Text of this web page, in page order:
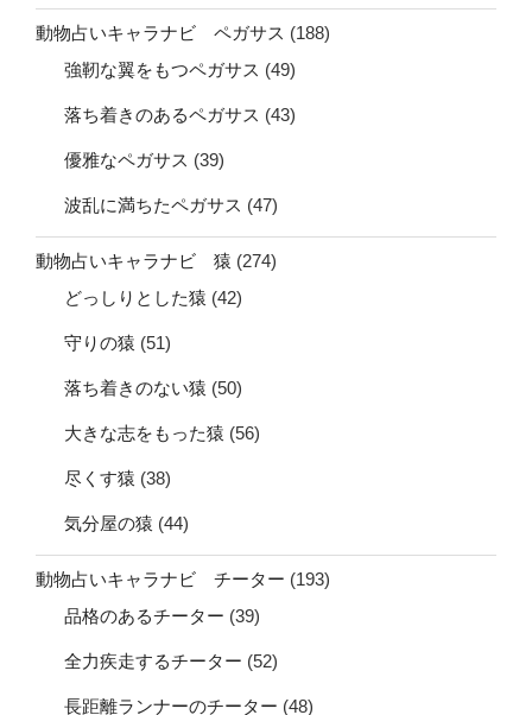
動物占いキャラナビ ペガサス (188)
強靭な翼をもつペガサス (49)
落ち着きのあるペガサス (43)
優雅なペガサス (39)
波乱に満ちたペガサス (47)
動物占いキャラナビ 猿 (274)
どっしりとした猿 (42)
守りの猿 (51)
落ち着きのない猿 (50)
大きな志をもった猿 (56)
尽くす猿 (38)
気分屋の猿 (44)
動物占いキャラナビ チーター (193)
品格のあるチーター (39)
全力疾走するチーター (52)
長距離ランナーのチーター (48)